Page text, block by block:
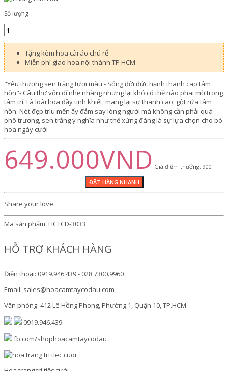
Số lượng
Tặng kèm hoa cài áo chú rể
Miễn phí giao hoa nội thành TP HCM
"Yêu thương sen trắng tươi màu - Sống đời đức hạnh thanh cao tâm
hồn"- Câu thơ vốn dĩ nhẹ nhàng nhưng lại khó có thể nào phai mờ trong
tâm trí. Là loài hoa đầy tinh khiết, mang lại sự thanh cao, gột rửa tâm
hồn. Nét đẹp trìu mến ấy đắm say lòng người mà không cần phải quá
phô trương, sen trắng ý nghĩa như thế xứng đáng là sự lựa chọn cho bó
hoa ngày cưới
649.000VND Giá điểm thưởng: 900
Share your love:
Mã sản phẩm: HCTCD-3033
HỖ TRỢ KHÁCH HÀNG
Điện thoại: 0919.946.439 - 028.7300.9960
Email: sales@hoacamtaycodau.com
Văn phòng: 412 Lê Hồng Phong, Phường 1, Quận 10, TP.HCM
0919.946.439
fb.com/shophoacamtaycodau